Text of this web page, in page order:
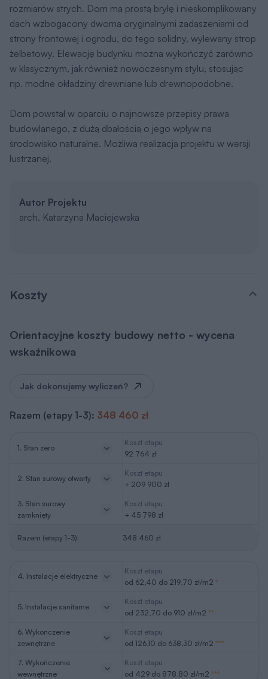
rozmiarów strych. Dom ma prostą bryłę i nieskomplikowany
dach wzbogacony dwoma oryginalnymi zadaszeniami od
strony frontowej i ogrodu, do tego solidny, wylewany strop
żelbetowy. Elewację budynku można wykończyć zarówno
w klasycznym, jak również nowoczesnym stylu, stosując
np. modne okładziny drewniane lub drewnopodobne.
Dom powstał w oparciu o najnowsze przepisy prawa
budowlanego, z dużą dbałością o jego wpływ na
środowisko naturalne. Możliwa realizacja projektu w wersji
lustrzanej.
Autor Projektu
arch. Katarzyna Maciejewska
Koszty
Orientacyjne koszty budowy netto - wycena
wskaźnikowa
Jak dokonujemy wyliczeń?
Razem (etapy 1-3): 348 460 zł
1. Stan zero
Koszt etapu
92 764 zł
2. Stan surowy otwarty
Koszt etapu
+ 209 900 zł
3. Stan surowy
zamknięty
Koszt etapu
+ 45 798 zł
Razem (etapy 1-3): 348 460 zł
4. Instalacje elektryczne
Koszt etapu
od 62,40 do 219,70 zł/m2 *
5. Instalacje sanitarne
Koszt etapu
od 232,70 do 910 zł/m2 **
6. Wykończenie
zewnętrzne
Koszt etapu
od 126,10 do 638,30 zł/m2 ***
7. Wykończenie
wewnętrzne
Koszt etapu
od 429 do 878,80 zł/m2 ***